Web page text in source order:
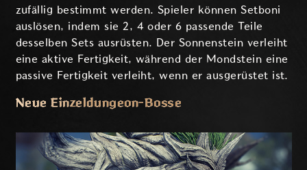
zufällig bestimmt werden. Spieler können Setboni
auslösen, indem sie 2, 4 oder 6 passende Teile
desselben Sets ausrüsten. Der Sonnenstein verleiht
eine aktive Fertigkeit, während der Mondstein eine
passive Fertigkeit verleiht, wenn er ausgerüstet ist.
Neue Einzeldungeon-Bosse